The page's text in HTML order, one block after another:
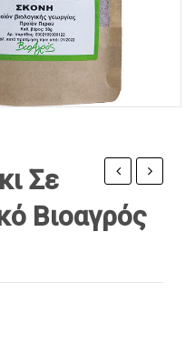
βιολογικό
σκόνη
Σε
Βιοαγρός